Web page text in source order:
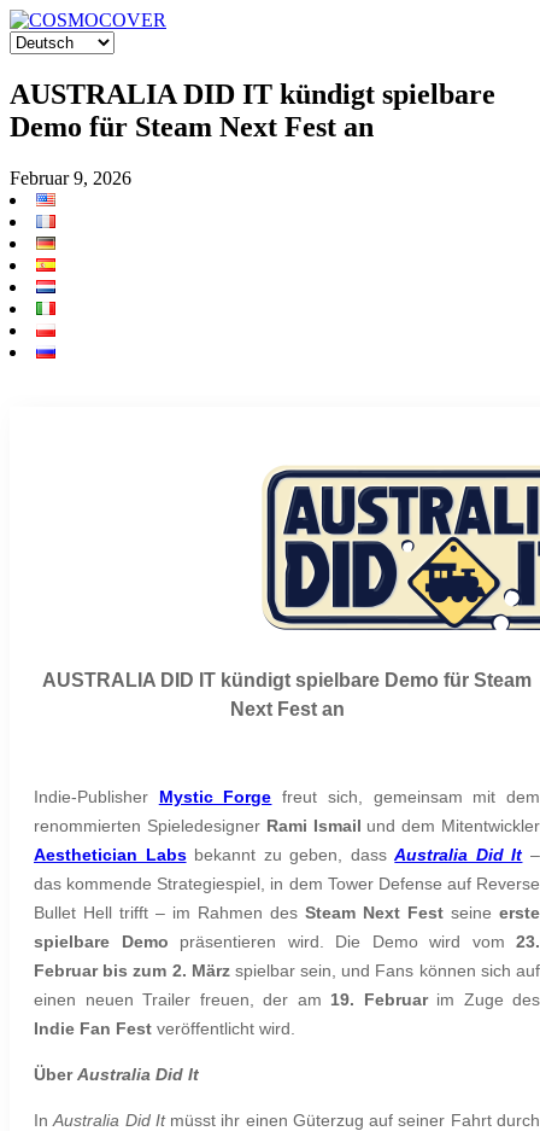
AUSTRALIA DID IT kündigt spielbare
Demo für Steam Next Fest an
Februar 9, 2026
AUSTRALIA DID IT kündigt spielbare Demo für Steam
Next Fest an
Indie-Publisher Mystic Forge freut sich, gemeinsam mit dem
renommierten Spieledesigner Rami Ismail und dem Mitentwickler
Aesthetician Labsbekannt zu geben, dassAustralia Did It –
das kommende Strategiespiel, in dem Tower Defense auf Reverse
Bullet Hell trifft – im Rahmen des Steam Next Fest seine erste
spielbare Demo präsentieren wird. Die Demo wird vom 23.
Februar bis zum 2. Märzspielbar sein, und Fans können sich auf
einen neuen Trailer freuen, der am 19. Februarim Zuge des
Indie Fan Fest veröffentlicht wird.
ÜberAustralia Did It
InAustralia Did It müsst ihr einen Güterzug auf seiner Fahrt durch